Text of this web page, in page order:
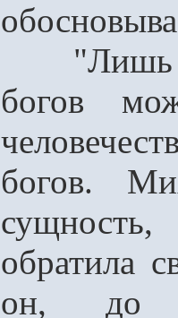
"Лишь в
богов
богов.
обратила
он, до